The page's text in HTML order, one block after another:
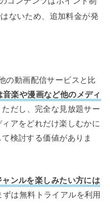
ないため、追加料金が発
の動画配信サービスと比
楽や漫画など他のメディ
ただし、完全な見放題サー
アをどれだけ楽しむかに
検討する価値がありま
ンルを楽しみたい方には
ずは無料トライアルを利用